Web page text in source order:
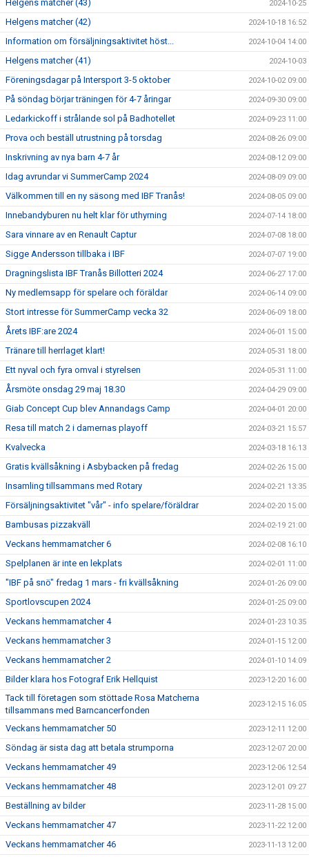
Helgens matcher (43) 2024-10-25
Helgens matcher (42) 2024-10-18 16:52
Information om försäljningsaktivitet höst... 2024-10-04 14:00
Helgens matcher (41) 2024-10-03
Föreningsdagar på Intersport 3-5 oktober 2024-10-02 09:00
På söndag börjar träningen för 4-7 åringar 2024-09-30 09:00
Ledarkickoff i strålande sol på Badhotellet 2024-09-23 11:00
Prova och beställ utrustning på torsdag 2024-08-26 09:00
Inskrivning av nya barn 4-7 år 2024-08-12 09:00
Idag avrundar vi SummerCamp 2024 2024-08-09 09:00
Välkommen till en ny säsong med IBF Tranås! 2024-08-05 09:00
Innebandyburen nu helt klar för uthyrning 2024-07-14 18:00
Sara vinnare av en Renault Captur 2024-07-08 18:00
Sigge Andersson tillbaka i IBF 2024-07-07 19:00
Dragningslista IBF Tranås Billotteri 2024 2024-06-27 17:00
Ny medlemsapp för spelare och föräldar 2024-06-14 09:00
Stort intresse för SummerCamp vecka 32 2024-06-09 18:00
Årets IBF:are 2024 2024-06-01 15:00
Tränare till herrlaget klart! 2024-05-31 18:00
Ett nyval och fyra omval i styrelsen 2024-05-31 11:00
Årsmöte onsdag 29 maj 18.30 2024-04-29 09:00
Giab Concept Cup blev Annandags Camp 2024-04-01 20:00
Resa till match 2 i damernas playoff 2024-03-21 15:57
Kvalvecka 2024-03-18 16:13
Gratis kvällsåkning i Asbybacken på fredag 2024-02-26 15:00
Insamling tillsammans med Rotary 2024-02-21 13:35
Försäljningsaktivitet "vår" - info spelare/föräldrar 2024-02-20 15:00
Bambusas pizzakväll 2024-02-19 21:00
Veckans hemmamatcher 6 2024-02-08 16:10
Spelplanen är inte en lekplats 2024-02-01 11:00
"IBF på snö" fredag 1 mars - fri kvällsåkning 2024-01-26 09:00
Sportlovscupen 2024 2024-01-25 09:00
Veckans hemmamatcher 4 2024-01-23 10:35
Veckans hemmamatcher 3 2024-01-15 12:00
Veckans hemmamatcher 2 2024-01-10 14:09
Bilder klara hos Fotograf Erik Hellquist 2023-12-20 16:00
Tack till företagen som stöttade Rosa Matcherna
tillsammans med Barncancerfonden
2023-12-15 16:05
Veckans hemmamatcher 50 2023-12-11 12:00
Söndag är sista dag att betala strumporna 2023-12-07 20:00
Veckans hemmamatcher 49 2023-12-06 12:54
Veckans hemmamatcher 48 2023-12-01 09:27
Beställning av bilder 2023-11-28 15:00
Veckans hemmamatcher 47 2023-11-22 12:00
Veckans hemmamatcher 46 2023-11-13 12:00